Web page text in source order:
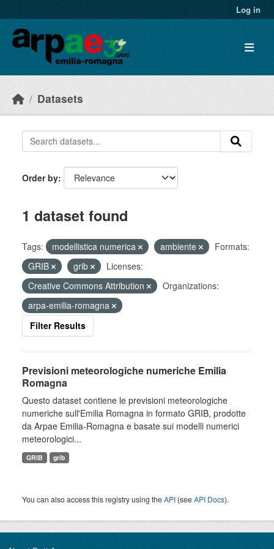
Log in
Datasets
Order by
1 dataset found
Tags: modellistica numerica ambiente
Formats:
GRIB
grib
Licenses:
Creative Commons Attribution
Organizations:
arpa-emilia-romagna
Filter Results
Previsioni meteorologiche numeriche Emilia
Romagna
Questo dataset contiene le previsioni meteorologiche
numeriche sull'Emilia Romagna in formato GRIB, prodotte
da Arpae Emilia-Romagna e basate sui modelli numerici
meteorologici...
GRIB grib
You can also access this registry using theAPI (seeAPI Docs).